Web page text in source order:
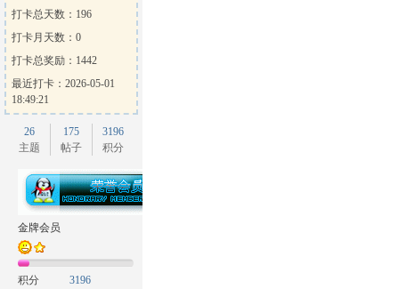
打卡总天数：196
打卡月天数：0
打卡总奖励：1442
最近打卡：2026-05-01
18:49:21
26
主题
175
帖子
3196
积分
金牌会员
积分 3196